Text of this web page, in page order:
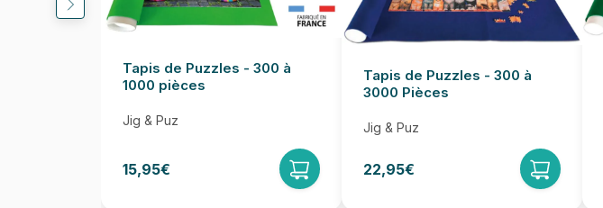
Tapis de Puzzles - 300 à
1000 pièces
Jig & Puz
15,95€
Tapis de Puzzles - 300 à
3000 Pièces
Jig & Puz
22,95€